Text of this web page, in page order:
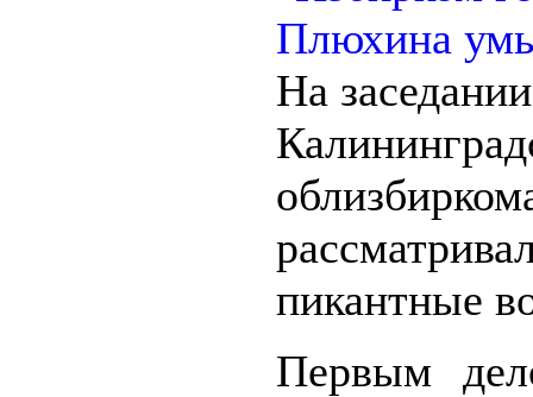
На заседании
пикантные
Первым